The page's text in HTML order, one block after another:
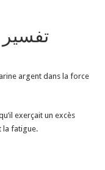
argent dans la force
exerçait un excès
et la fatigue.